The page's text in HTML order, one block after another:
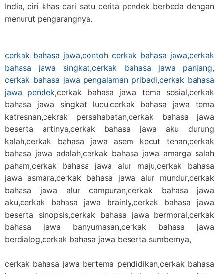
India, ciri khas dari satu cerita pendek berbeda dengan
menurut pengarangnya.
cerkak bahasa jawa,contoh cerkak bahasa jawa,cerkak
bahasa jawa singkat,cerkak bahasa jawa panjang,
cerkak bahasa jawa pengalaman pribadi,cerkak bahasa
jawa pendek,cerkak bahasa jawa tema sosial,cerkak
bahasa jawa singkat lucu,cerkak bahasa jawa tema
katresnan,cekrak persahabatan,cerkak bahasa jawa
beserta artinya,cerkak bahasa jawa aku durung
kalah,cerkak bahasa jawa asem kecut tenan,cerkak
bahasa jawa adalah,cerkak bahasa jawa amarga salah
paham,cerkak bahasa jawa alur maju,cerkak bahasa
jawa asmara,cerkak bahasa jawa alur mundur,cerkak
bahasa jawa alur campuran,cerkak bahasa jawa
aku,cerkak bahasa jawa brainly,cerkak bahasa jawa
beserta sinopsis,cerkak bahasa jawa bermoral,cerkak
bahasa jawa banyumasan,cerkak bahasa jawa
berdialog,cerkak bahasa jawa beserta sumbernya,
cerkak bahasa jawa bertema pendidikan,cerkak bahasa